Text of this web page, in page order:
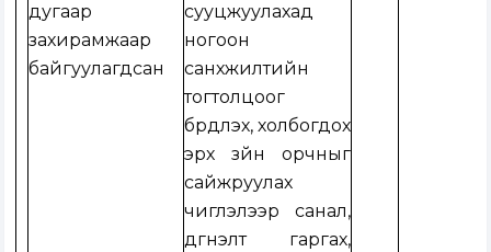
дугаар
захирамжаар
байгуулагдсан
сууцжуулахад
ногоон
санхүүжилтийн
тогтолцоог
бүрдүүлэх, холбогдох
эрх зүйн орчныг
сайжруулах
чиглэлээр санал,
дүгнэлт гаргах,